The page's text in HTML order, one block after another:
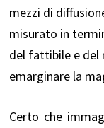
mezzi di
misurato in
del fattibile e del
emarginare la
Certo che